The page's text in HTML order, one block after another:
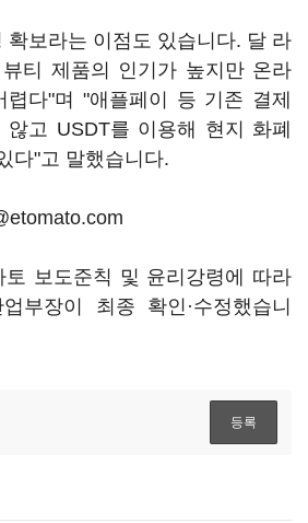
확보라는 이점도 있습니다. 달 라
티 제품의 인기가 높지만 온라
렵다"며 "애플페이 등 기존 결제
고 USDT를 이용해 현지 화폐
다"고 말했습니다.
토 보도준칙 및 윤리강령에 따라
부장이 최종 확인·수정했습니